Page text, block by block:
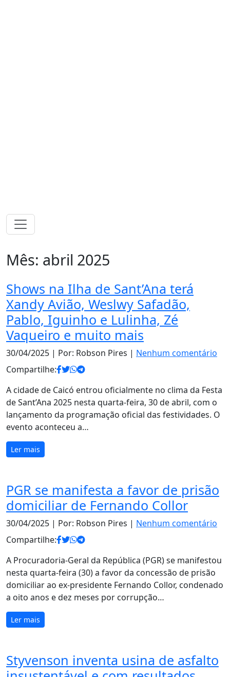
Mês: abril 2025
Shows na Ilha de Sant’Ana terá
Xandy Avião, Weslwy Safadão,
Pablo, Iguinho e Lulinha, Zé
Vaqueiro e muito mais
30/04/2025 | Por: Robson Pires | Nenhum comentário
Compartilhe:
A cidade de Caicó entrou oficialmente no clima da Festa
de Sant’Ana 2025 nesta quarta-feira, 30 de abril, com o
lançamento da programação oficial das festividades. O
evento aconteceu a…
Ler mais
PGR se manifesta a favor de prisão
domiciliar de Fernando Collor
30/04/2025 | Por: Robson Pires | Nenhum comentário
Compartilhe:
A Procuradoria-Geral da República (PGR) se manifestou
nesta quarta-feira (30) a favor da concessão de prisão
domiciliar ao ex-presidente Fernando Collor, condenado
a oito anos e dez meses por corrupção…
Ler mais
Styvenson inventa usina de asfalto